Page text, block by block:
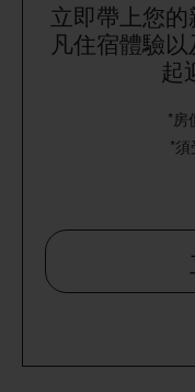
立即帶上您
凡住宿體驗
起
*房
*